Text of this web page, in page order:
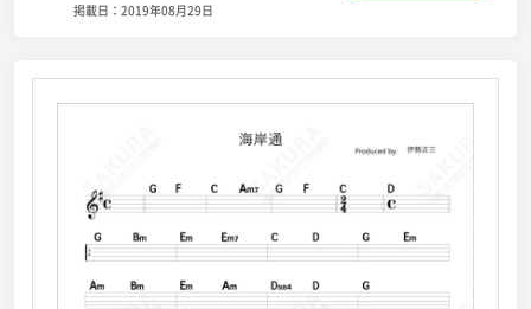
掲載日：2019年08月29日